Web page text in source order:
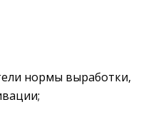
нормы выработки,